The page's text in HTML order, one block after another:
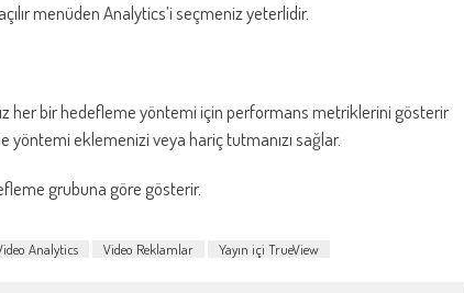
menüden Analytics’i seçmeniz yeterlidir.
her bir hedefleme yöntemi için performans metriklerini gösterir
eklemenizi veya hariç tutmanızı sağlar.
grubuna göre gösterir.
Analytics Video Reklamlar Yayın içi TrueView